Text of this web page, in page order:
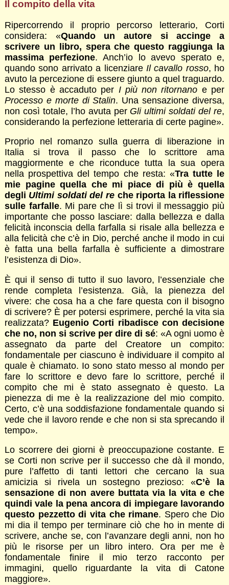
Il compito della vita
Ripercorrendo il proprio percorso letterario, Corti
considera: «Quando un autore si accinge a
scrivere un libro, spera che questo raggiunga la
massima perfezione. Anch’io lo avevo sperato e,
quando sono arrivato a licenziare Il cavallo rosso, ho
avuto la percezione di essere giunto a quel traguardo.
Lo stesso è accaduto per I più non ritornano e per
Processo e morte di Stalin. Una sensazione diversa,
non così totale, l’ho avuta per Gli ultimi soldati del re,
considerando la perfezione letteraria di certe pagine».
Proprio nel romanzo sulla guerra di liberazione in
Italia si trova il passo che lo scrittore ama
maggiormente e che riconduce tutta la sua opera
nella prospettiva del tempo che resta: «Tra tutte le
mie pagine quella che mi piace di più è quella
degli Ultimi soldati del re che riporta la riflessione
sulle farfalle. Mi pare che lì si trovi il messaggio più
importante che posso lasciare: dalla bellezza e dalla
felicità inconscia della farfalla si risale alla bellezza e
alla felicità che c’è in Dio, perché anche il modo in cui
è fatta una bella farfalla è sufficiente a dimostrare
l’esistenza di Dio».
È qui il senso di tutto il suo lavoro, l’essenziale che
rende completa l’esistenza. Già, la pienezza del
vivere: che cosa ha a che fare questa con il bisogno
di scrivere? È per potersi esprimere, perché la vita sia
realizzata? Eugenio Corti ribadisce con decisione
che no, non si scrive per dire di sé: «A ogni uomo è
assegnato da parte del Creatore un compito:
fondamentale per ciascuno è individuare il compito al
quale è chiamato. Io sono stato messo al mondo per
fare lo scrittore e devo fare lo scrittore, perché il
compito che mi è stato assegnato è questo. La
pienezza di me è la realizzazione del mio compito.
Certo, c’è una soddisfazione fondamentale quando si
vede che il lavoro rende e che non si sta sprecando il
tempo».
Lo scorrere dei giorni è preoccupazione costante. E
se Corti non scrive per il successo che dà il mondo,
pure l’affetto di tanti lettori che cercano la sua
amicizia si rivela un sostegno prezioso: «C’è la
sensazione di non avere buttata via la vita e che
quindi vale la pena ancora di impiegare lavorando
questo pezzetto di vita che rimane. Spero che Dio
mi dia il tempo per terminare ciò che ho in mente di
scrivere, anche se, con l’avanzare degli anni, non ho
più le risorse per un libro intero. Ora per me è
fondamentale finire il mio terzo racconto per
immagini, quello riguardante la vita di Catone
maggiore».